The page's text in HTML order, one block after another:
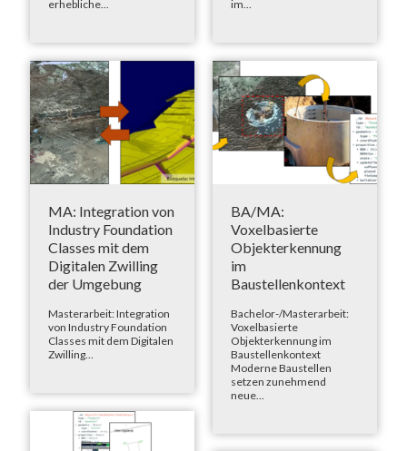
erhebliche...
im...
MA: Integration von
Industry Foundation
Classes mit dem
Digitalen Zwilling
der Umgebung
Masterarbeit: Integration
von Industry Foundation
Classes mit dem Digitalen
Zwilling...
BA/MA:
Voxelbasierte
Objekterkennung
im
Baustellenkontext
Bachelor-/Masterarbeit:
Voxelbasierte
Objekterkennung im
Baustellenkontext
Moderne Baustellen
setzen zunehmend
neue...